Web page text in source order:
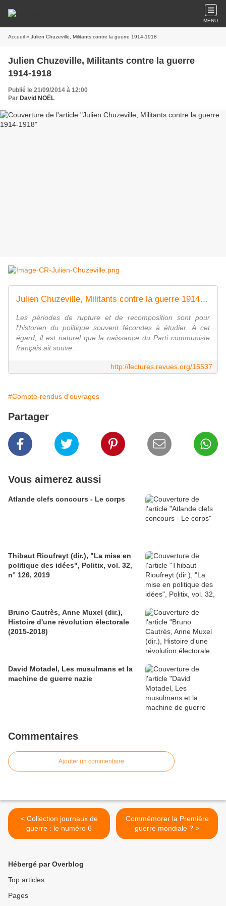
MENU
Accueil » Julien Chuzeville, Militants contre la guerre 1914-1918
Julien Chuzeville, Militants contre la guerre
1914-1918
Publié le 21/09/2014 à 12:00
Par David NOËL
Julien Chuzeville, Militants contre la guerre 1914-1918
Les périodes de rupture et de recomposition sont pour
l'historien du politique souvent fécondes à étudier. À cet
égard, il est naturel que la naissance du Parti communiste
français ait souve...
http://lectures.revues.org/15537
#Compte-rendus d'ouvrages
Partager
Vous aimerez aussi
Atlande clefs concours - Le corps
Thibaut Rioufreyt (dir.), "La mise en
politique des idées", Politix, vol. 32,
n° 126, 2019
Bruno Cautrès, Anne Muxel (dir.),
Histoire d'une révolution électorale
(2015-2018)
David Motadel, Les musulmans et la
machine de guerre nazie
Commentaires
Ajouter un commentaire
< Collection journaux de
guerre : le numéro 6
Commémorer la Première
guerre mondiale ? >
Hébergé par Overblog
Top articles
Pages